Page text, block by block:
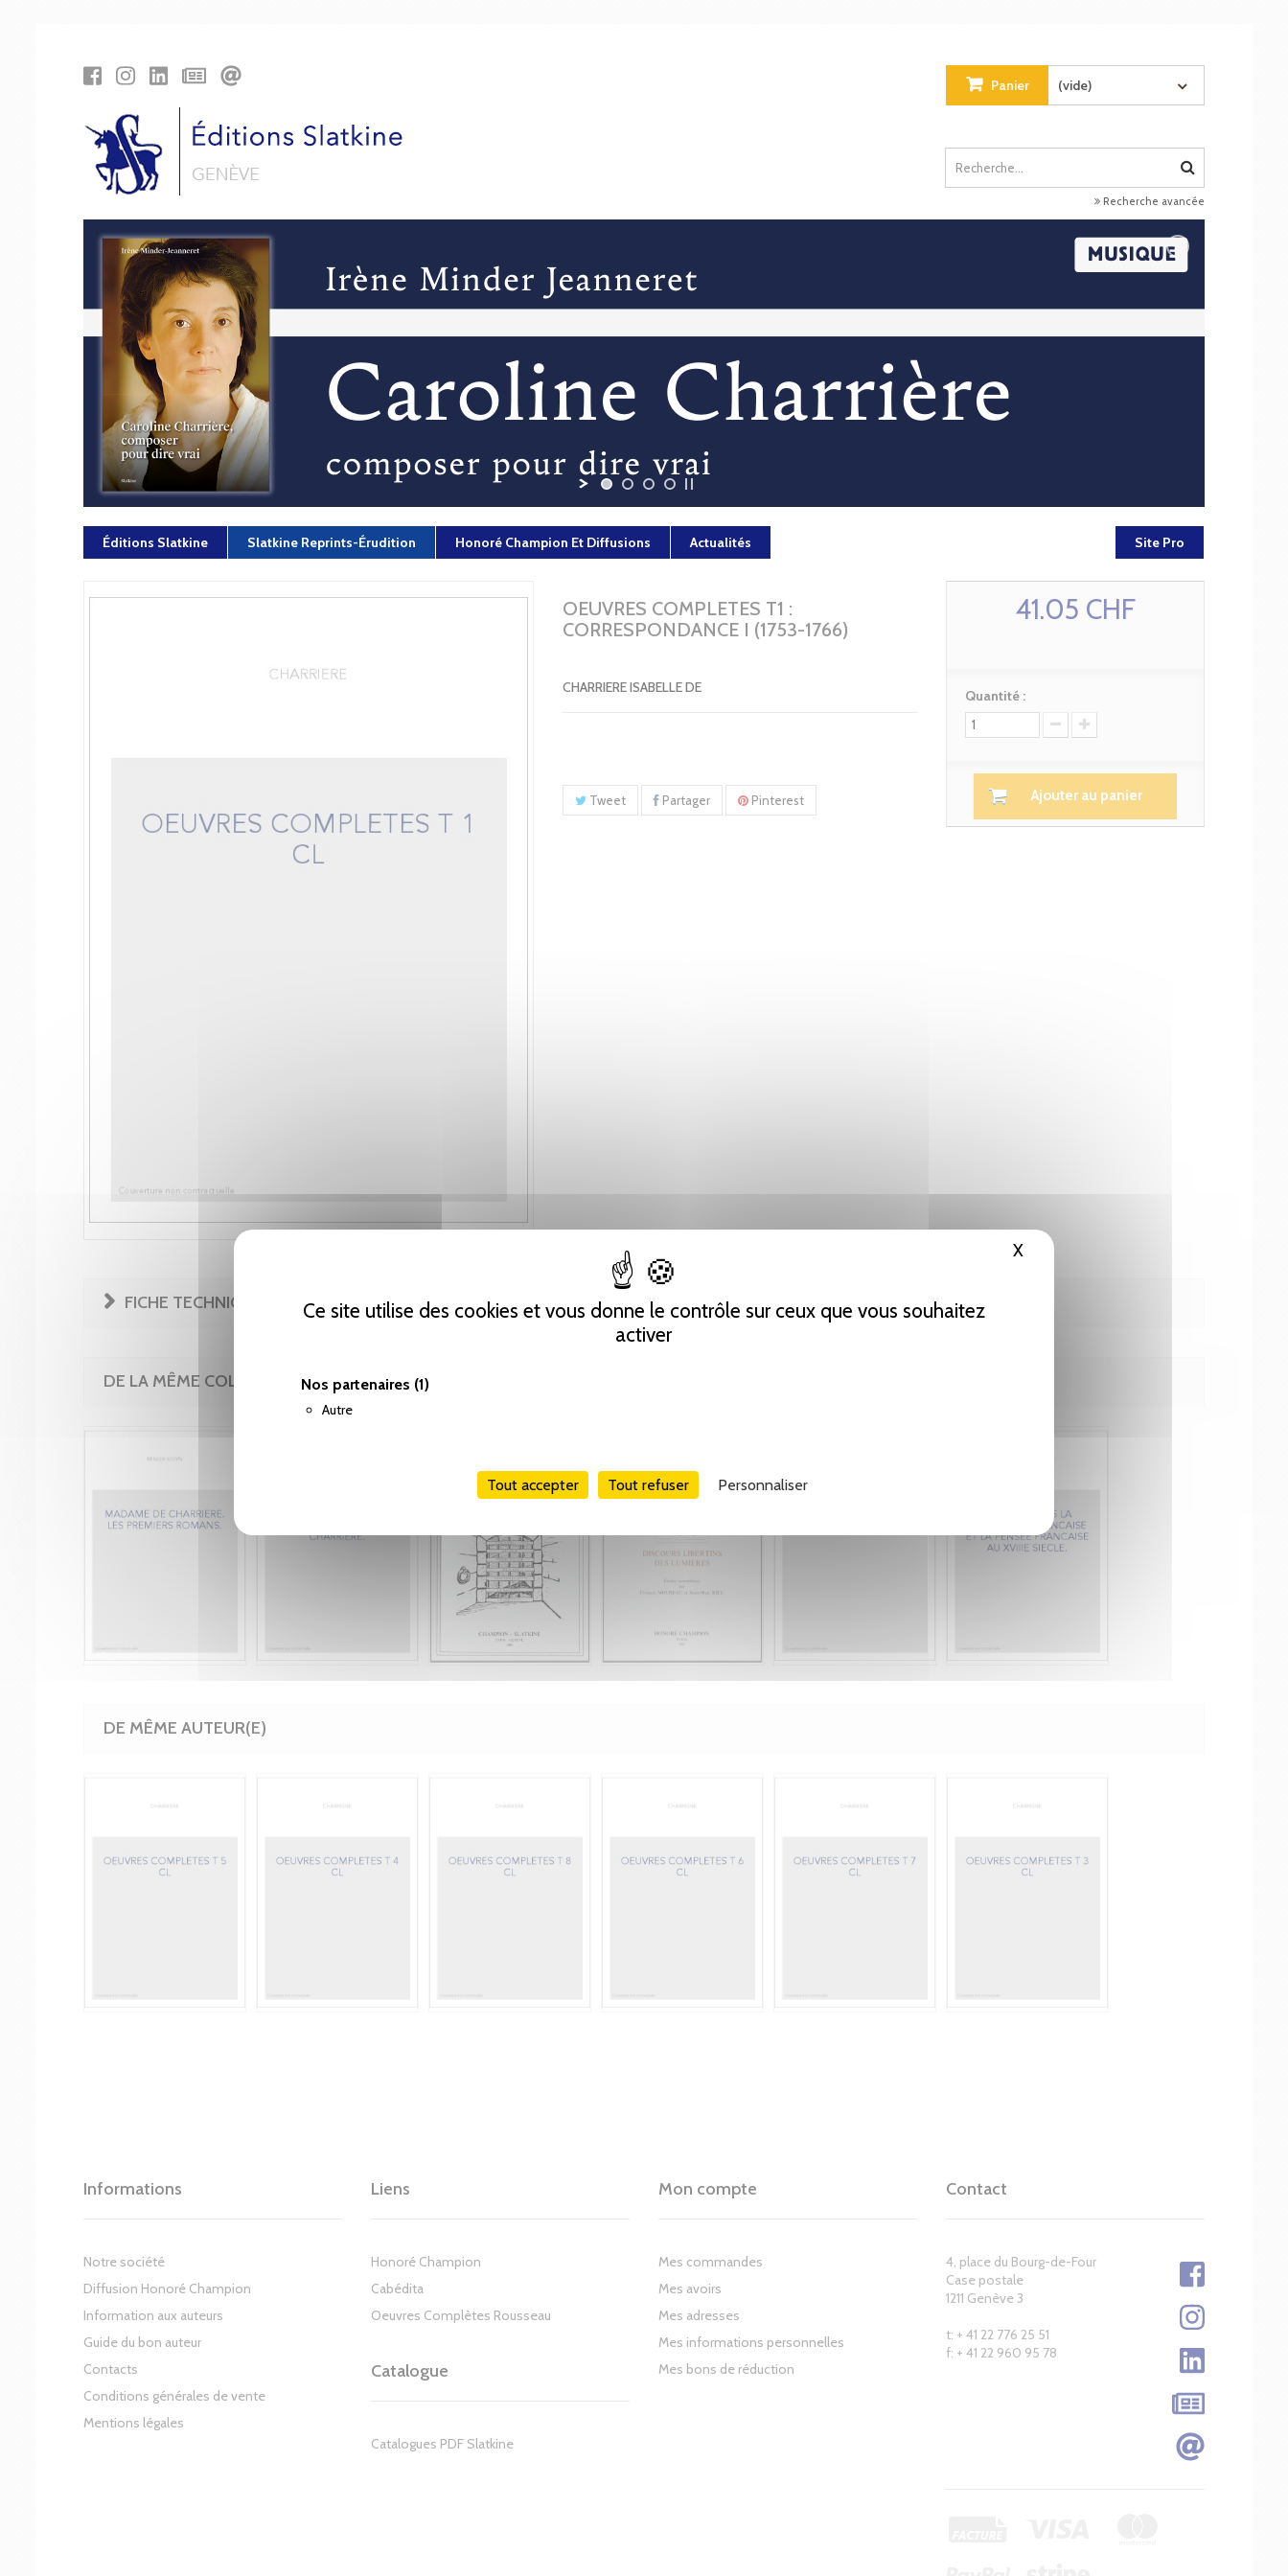
Ce site utilise des cookies et vous donne le contrôle sur ceux que vous souhaitez
activer
Nos partenaires (1)
Autre
Tout accepter Tout refuser Personnaliser
X Masquer le bandeau des cookies
Panier (vide)
Recherche avancée
Éditions Slatkine Slatkine Reprints-Érudition Honoré Champion Et Diffusions Actualités Site Pro
OEUVRES COMPLETES T1 :
CORRESPONDANCE I (1753-1766)
CHARRIERE ISABELLE DE
Tweet Partager Pinterest
41.05 CHF
Quantité :
Ajouter au panier
FICHE TECHNIQUE
DE LA MÊME COLLECTION
DE MÊME AUTEUR(E)
Informations
Notre société
Diffusion Honoré Champion
Information aux auteurs
Guide du bon auteur
Contacts
Conditions générales de vente
Mentions légales
Liens
Honoré Champion
Cabédita
Oeuvres Complètes Rousseau
Catalogue
Catalogues PDF Slatkine
Mon compte
Mes commandes
Mes avoirs
Mes adresses
Mes informations personnelles
Mes bons de réduction
Contact
4, place du Bourg-de-Four
Case postale
1211 Genève 3
t: + 41 22 776 25 51
f: + 41 22 960 95 78